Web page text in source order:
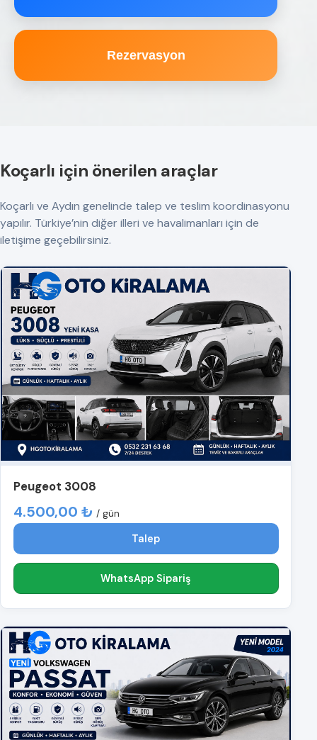
Rezervasyon
Koçarlı için önerilen araçlar
Koçarlı ve Aydın genelinde talep ve teslim koordinasyonu
yapılır. Türkiye’nin diğer illeri ve havalimanları için de
iletişime geçebilirsiniz.
Peugeot 3008
4.500,00 ₺ / gün
Talep
WhatsApp Sipariş